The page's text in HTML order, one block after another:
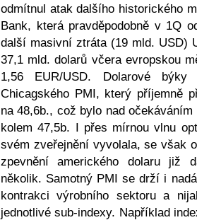
odmítnul atak dalšího historického
Bank, která pravděpodobně v 1Q
další masivní ztráta (19 mld. USD)
37,1 mld. dolarů včera evropskou
1,56 EUR/USD. Dolarové
Chicagského PMI, který příjemně
na 48,6b., což bylo nad
kolem 47,5b. I přes mírnou vlnu
svém zveřejnění vyvolala, se však
zpevnění amerického dolaru již
několik. Samotný PMI se drží i
kontrakci výrobního sektoru a
jednotlivé sub-indexy. Například